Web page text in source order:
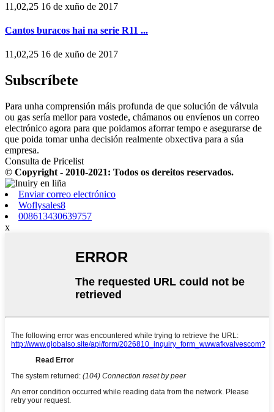
11,02,25 16 de xuño de 2017
Cantos buracos hai na serie R11 ...
11,02,25 16 de xuño de 2017
Subscríbete
Para unha comprensión máis profunda de que solución de válvula
ou gas sería mellor para vostede, chámanos ou envíenos un correo
electrónico agora para que poidamos aforrar tempo e asegurarse de
que poida tomar unha decisión realmente obxectiva para a súa
empresa.
Consulta de Pricelist
© Copyright - 2010-2021: Todos os dereitos reservados.
Enviar correo electrónico
Woflysales8
008613430639757
x